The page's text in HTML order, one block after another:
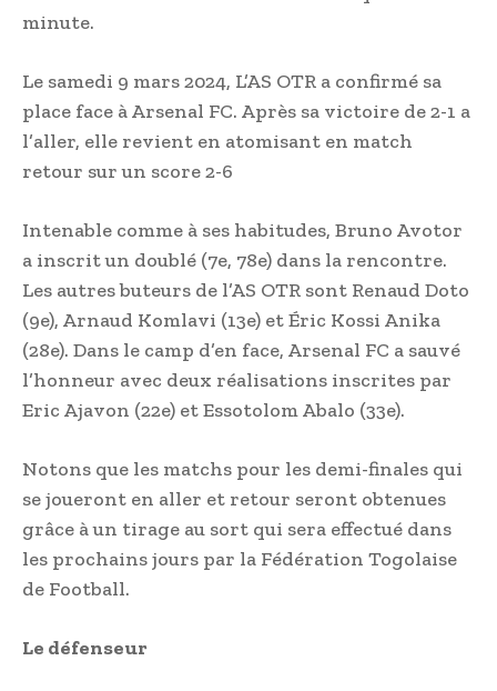
minute.
Le samedi 9 mars 2024, L’AS OTR a confirmé sa
place face à Arsenal FC. Après sa victoire de 2-1 a
l’aller, elle revient en atomisant en match
retour sur un score 2-6
Intenable comme à ses habitudes, Bruno Avotor
a inscrit un doublé (7e, 78e) dans la rencontre.
Les autres buteurs de l’AS OTR sont Renaud Doto
(9e), Arnaud Komlavi (13e) et Éric Kossi Anika
(28e). Dans le camp d’en face, Arsenal FC a sauvé
l’honneur avec deux réalisations inscrites par
Eric Ajavon (22e) et Essotolom Abalo (33e).
Notons que les matchs pour les demi-finales qui
se joueront en aller et retour seront obtenues
grâce à un tirage au sort qui sera effectué dans
les prochains jours par la Fédération Togolaise
de Football.
Le défenseur